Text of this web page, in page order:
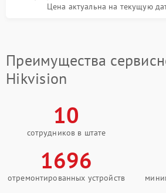
Цена актуальна на текущую
Преимущества
Hikvision
10
сотрудников в штате
1696
отремонтированных устройств